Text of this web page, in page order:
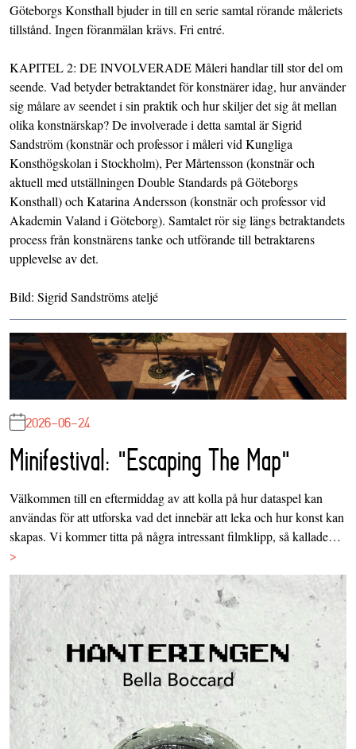
Göteborgs Konsthall bjuder in till en serie samtal rörande måleriets
tillstånd. Ingen föranmälan krävs. Fri entré.
KAPITEL 2: DE INVOLVERADE Måleri handlar till stor del om
seende. Vad betyder betraktandet för konstnärer idag, hur använder
sig målare av seendet i sin praktik och hur skiljer det sig åt mellan
olika konstnärskap? De involverade i detta samtal är Sigrid
Sandström (konstnär och professor i måleri vid Kungliga
Konsthögskolan i Stockholm), Per Mårtensson (konstnär och
aktuell med utställningen Double Standards på Göteborgs
Konsthall) och Katarina Andersson (konstnär och professor vid
Akademin Valand i Göteborg). Samtalet rör sig längs betraktandets
process från konstnärens tanke och utförande till betraktarens
upplevelse av det.
Bild: Sigrid Sandströms ateljé
2026-06-24
Minifestival: "Escaping The Map"
Välkommen till en eftermiddag av att kolla på hur dataspel kan
användas för att utforska vad det innebär att leka och hur konst kan
skapas. Vi kommer titta på några intressant filmklipp, så kallade…
>